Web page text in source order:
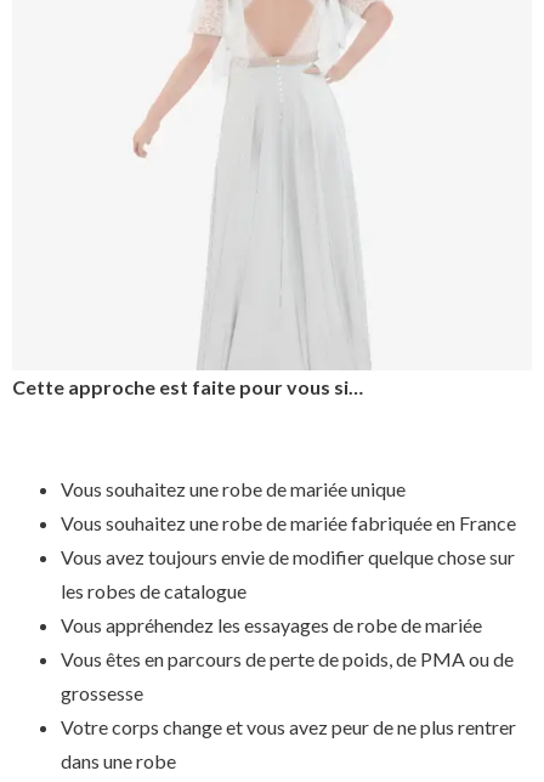
Cette approche est faite pour vous si…
Vous souhaitez une robe de mariée unique
Vous souhaitez une robe de mariée fabriquée en France
Vous avez toujours envie de modifier quelque chose sur
les robes de catalogue
Vous appréhendez les essayages de robe de mariée
Vous êtes en parcours de perte de poids, de PMA ou de
grossesse
Votre corps change et vous avez peur de ne plus rentrer
dans une robe